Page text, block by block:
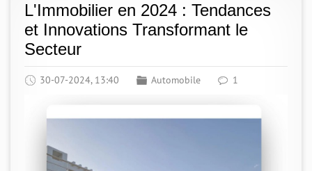
L'Immobilier en 2024 : Tendances
et Innovations Transformant le
Secteur
30-07-2024, 13:40 Automobile 1